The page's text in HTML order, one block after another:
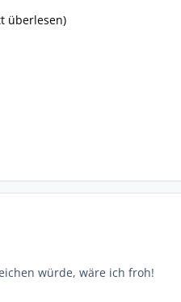
überlesen)
würde, wäre ich froh!